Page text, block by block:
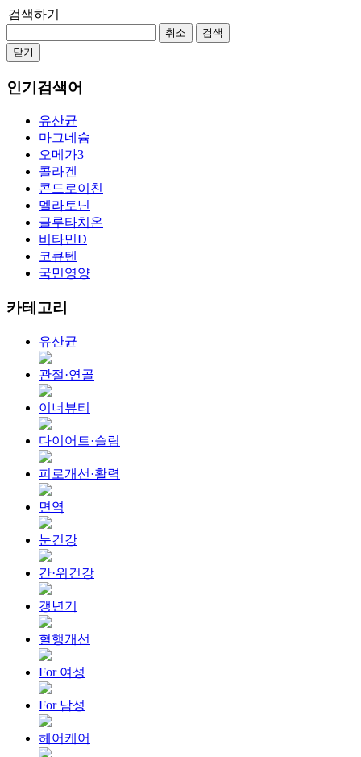
검색하기
취소
검색
닫기
인기검색어
유산균
마그네슘
오메가3
콜라겐
콘드로이친
멜라토닌
글루타치온
비타민D
코큐텐
국민영양
카테고리
유산균
관절·연골
이너뷰티
다이어트·슬림
피로개선·활력
면역
눈건강
간·위건강
갱년기
혈행개선
For 여성
For 남성
헤어케어